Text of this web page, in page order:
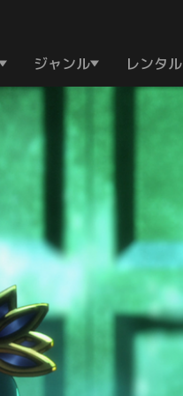
ジャンル レンタル